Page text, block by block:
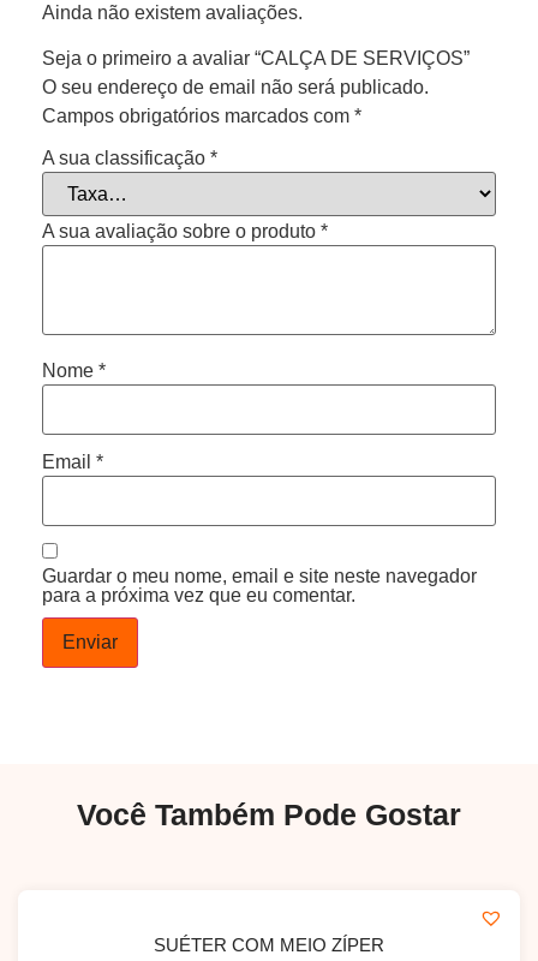
Ainda não existem avaliações.
Seja o primeiro a avaliar “CALÇA DE SERVIÇOS”
O seu endereço de email não será publicado.
Campos obrigatórios marcados com *
A sua classificação *
A sua avaliação sobre o produto *
Nome *
Email *
Guardar o meu nome, email e site neste navegador
para a próxima vez que eu comentar.
Você Também Pode Gostar
SUÉTER COM MEIO ZÍPER